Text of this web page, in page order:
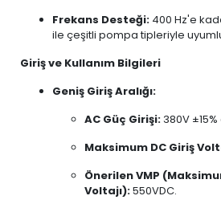
Frekans Desteği: 400 Hz'e
ile çeşitli pompa tipleriyle
Giriş ve Kullanım Bilgileri
Geniş Giriş Aralığı:
AC Güç Girişi:380V
Maksimum DC Giriş
Önerilen VMP
Voltajı):550VDC.